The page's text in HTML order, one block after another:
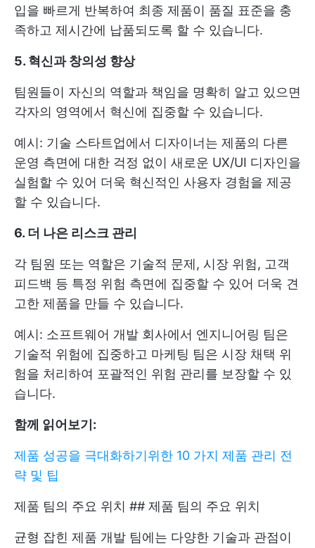
입을 빠르게 반복하여 최종 제품이 품질 표준을 충
족하고 제시간에 납품되도록 할 수 있습니다.
5. 혁신과 창의성 향상
팀원들이 자신의 역할과 책임을 명확히 알고 있으면
각자의 영역에서 혁신에 집중할 수 있습니다.
예시: 기술 스타트업에서 디자이너는 제품의 다른
운영 측면에 대한 걱정 없이 새로운 UX/UI 디자인을
실험할 수 있어 더욱 혁신적인 사용자 경험을 제공
할 수 있습니다.
6. 더 나은 리스크 관리
각 팀원 또는 역할은 기술적 문제, 시장 위험, 고객
피드백 등 특정 위험 측면에 집중할 수 있어 더욱 견
고한 제품을 만들 수 있습니다.
예시: 소프트웨어 개발 회사에서 엔지니어링 팀은
기술적 위험에 집중하고 마케팅 팀은 시장 채택 위
험을 처리하여 포괄적인 위험 관리를 보장할 수 있
습니다.
함께 읽어보기:
제품 성공을 극대화하기위한 10 가지 제품 관리 전
략 및 팁
제품 팀의 주요 위치 ## 제품 팀의 주요 위치
균형 잡힌 제품 개발 팀에는 다양한 기술과 관점이